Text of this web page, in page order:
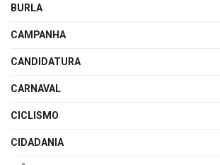
BURLA
CAMPANHA
CANDIDATURA
CARNAVAL
CICLISMO
CIDADANIA